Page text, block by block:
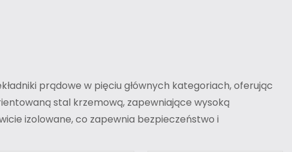
prądowe w pięciu głównych kategoriach, oferując
stal krzemową, zapewniające wysoką
izolowane, co zapewnia bezpieczeństwo i